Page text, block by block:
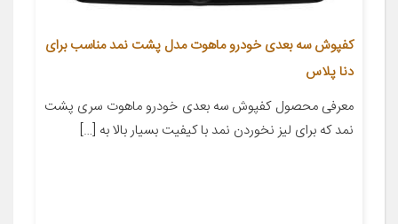
کفپوش سه بعدی خودرو ماهوت مدل پشت نمد مناسب برای
دنا پلاس
معرفی محصول کفپوش سه بعدی خودرو ماهوت سری پشت
نمد که برای لیز نخوردن نمد با کیفیت بسیار بالا به […]